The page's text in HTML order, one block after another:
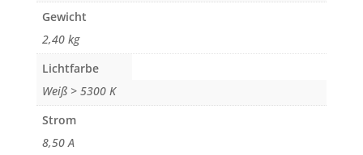
Gewicht
2,40 kg
Lichtfarbe
Weiß > 5300 K
Strom
8,50 A